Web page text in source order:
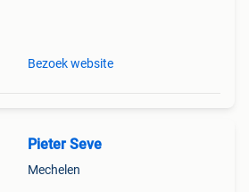
Bezoek website
Pieter Seve
Mechelen